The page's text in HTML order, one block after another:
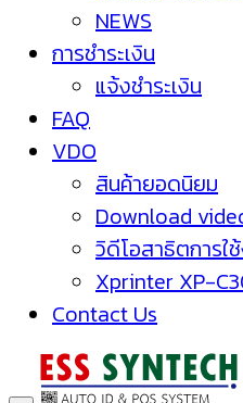
NEWS
การชำระเงิน
แจ้งชำระเงิน
FAQ
VDO
สินค้ายอดนิยม
Download
วิดีโอสาธิตการใ
Xprinter XP-
Contact Us